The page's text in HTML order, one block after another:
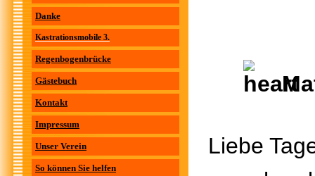
Danke
Kastrationsmobile 3.
Regenbogenbrücke
Gästebuch
Kontakt
Impressum
Unser Verein
So können Sie helfen
Liebe